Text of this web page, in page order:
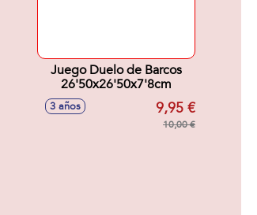
Juego Duelo de Barcos
26'50x26'50x7'8cm
3 años 9,95 €
10,00 €